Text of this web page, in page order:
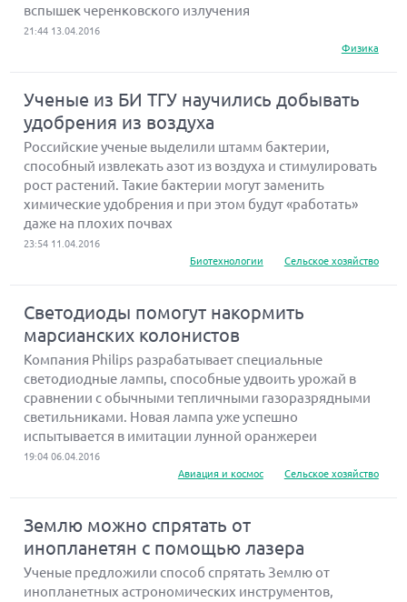
вспышек черенковского излучения
21:44 13.04.2016
Физика
Ученые из БИ ТГУ научились добывать
удобрения из воздуха
Российские ученые выделили штамм бактерии,
способный извлекать азот из воздуха и стимулировать
рост растений. Такие бактерии могут заменить
химические удобрения и при этом будут «работать»
даже на плохих почвах
23:54 11.04.2016
Биотехнологии
Сельское хозяйство
Светодиоды помогут накормить
марсианских колонистов
Компания Philips разрабатывает специальные
светодиодные лампы, способные удвоить урожай в
сравнении с обычными тепличными газоразрядными
светильниками. Новая лампа уже успешно
испытывается в имитации лунной оранжереи
19:04 06.04.2016
Авиация и космос
Сельское хозяйство
Землю можно спрятать от
инопланетян с помощью лазера
Ученые предложили способ спрятать Землю от
инопланетных астрономических инструментов,